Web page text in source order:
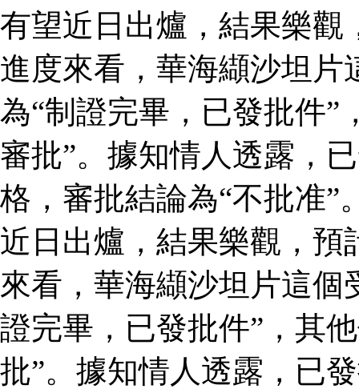
有望近日出爐，結果樂觀
進度來看，華海纈沙坦片
為“制證完畢，已發批件”
審批”。據知情人透露，
格，審批結論為“不批准”
近日出爐，結果樂觀，預
來看，華海纈沙坦片這個
證完畢，已發批件”，其
批”。據知情人透露，已